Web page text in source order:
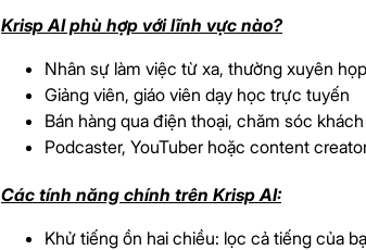
Krisp AI phù hợp với lĩnh vực nào?
Nhân sự làm việc từ xa, thường xuyên
Giảng viên, giáo viên dạy học trực tuyến
Bán hàng qua điện thoại, chăm sóc
Podcaster, YouTuber hoặc content
Các tính năng chính trên Krisp AI:
Khử tiếng ồn hai chiều: lọc cả tiếng của